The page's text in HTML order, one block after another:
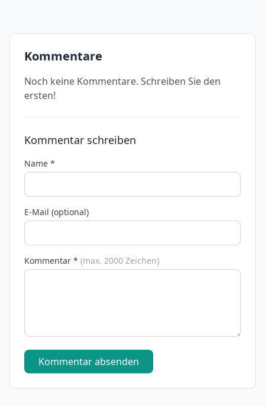
Kommentare
Noch keine Kommentare. Schreiben Sie den
ersten!
Kommentar schreiben
Name *
E-Mail (optional)
Kommentar * (max. 2000 Zeichen)
Kommentar absenden